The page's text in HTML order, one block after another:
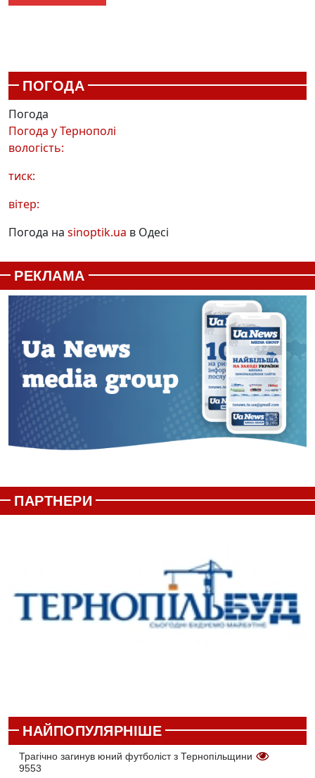
ПОГОДА
Погода
Погода уТернополі
вологість:
тиск:
вітер:
Погода на sinoptik.ua в Одесі
РЕКЛАМА
ПАРТНЕРИ
НАЙПОПУЛЯРНІШЕ
Трагічно загинув юний футболіст з Тернопільщини
9553